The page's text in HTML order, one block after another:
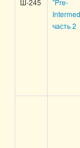
Ш-245
”Pre-
часть 2